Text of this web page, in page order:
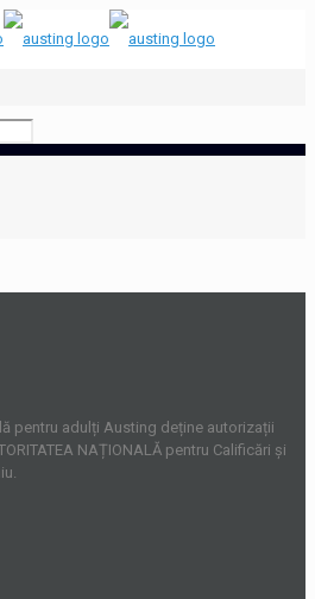
pentru adulți Austing deține autorizații
NAȚIONALĂ pentru Calificări și